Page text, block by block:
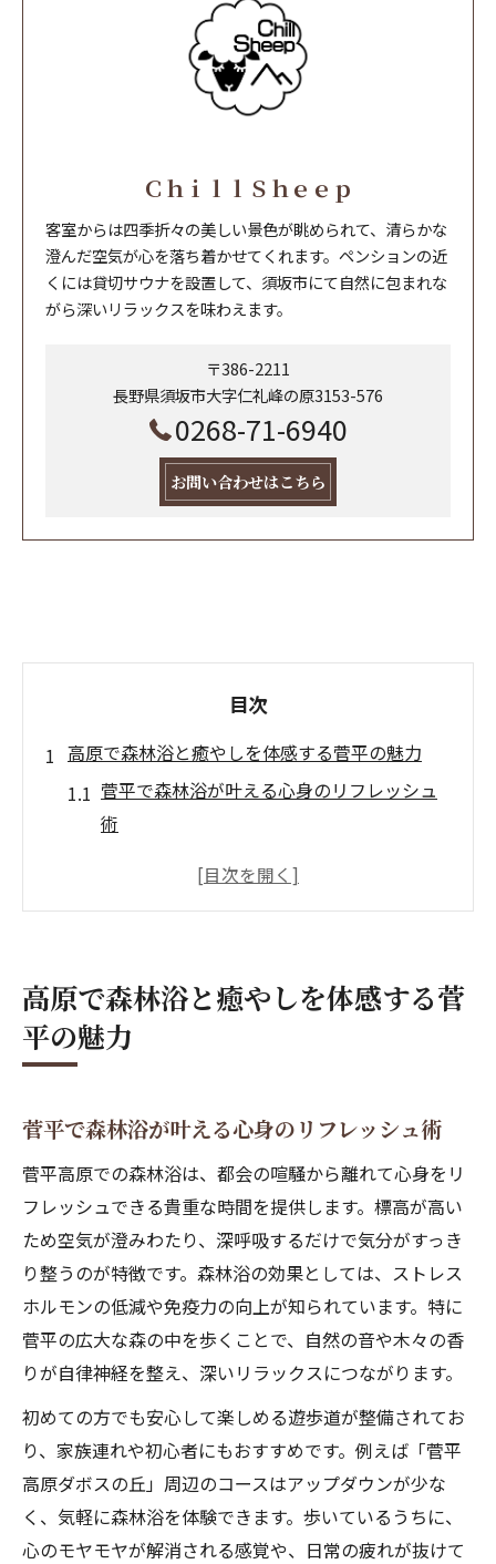
ＣｈｉｌｌＳｈｅｅｐ
客室からは四季折々の美しい景色が眺められて、清らかな
澄んだ空気が心を落ち着かせてくれます。ペンションの近
くには貸切サウナを設置して、須坂市にて自然に包まれな
がら深いリラックスを味わえます。
〒386-2211
長野県須坂市大字仁礼峰の原3153-576
0268-71-6940
お問い合わせはこちら
目次
高原で森林浴と癒やしを体感する菅平の魅力
菅平で森林浴が叶える心身のリフレッシュ
術
高原の涼しさと菅平の癒やし体験を味わう
森林浴を楽しむなら菅平が人気な理由を探
る
菅平高原の夏は森林浴で涼しさを体感でき
る
菅平で涼しい風と緑に包まれる夏の贅沢時
間
避暑に最適な菅平の森林浴コースの魅力紹
介
菅平高原観光マップで探す夏のおすすめス
ポット
験
森林浴を楽しむ菅平高原の四季の表情とは
菅平の四季折々で楽しむ森林浴の魅力を解
説
高原で森林浴と癒やしを体感する菅
平の魅力
菅平で森林浴が叶える心身のリフレッシュ術
菅平高原での森林浴は、都会の喧騒から離れて心身をリ
フレッシュできる貴重な時間を提供します。標高が高い
ため空気が澄みわたり、深呼吸するだけで気分がすっき
り整うのが特徴です。森林浴の効果としては、ストレス
ホルモンの低減や免疫力の向上が知られています。特に
菅平の広大な森の中を歩くことで、自然の音や木々の香
りが自律神経を整え、深いリラックスにつながります。
初めての方でも安心して楽しめる遊歩道が整備されてお
り、家族連れや初心者にもおすすめです。例えば「菅平
高原ダボスの丘」周辺のコースはアップダウンが少な
く、気軽に森林浴を体験できます。歩いているうちに、
心のモヤモヤが解消される感覚や、日常の疲れが抜けて